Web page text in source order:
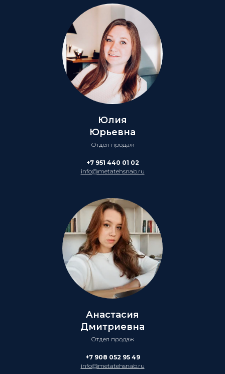
Юлия
Юрьевна
Отдел продаж
+7 951 440 01 02
info@metatehsnab.ru
Анастасия
Дмитриевна
Отдел продаж
+7 908 052 95 49
info@metatehsnab.ru